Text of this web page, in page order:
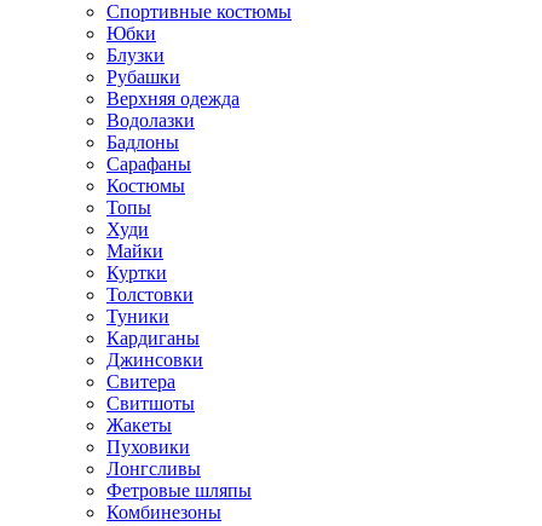
Спортивные костюмы
Юбки
Блузки
Рубашки
Верхняя одежда
Водолазки
Бадлоны
Сарафаны
Костюмы
Топы
Худи
Майки
Куртки
Толстовки
Туники
Кардиганы
Джинсовки
Свитера
Свитшоты
Жакеты
Пуховики
Лонгсливы
Фетровые шляпы
Комбинезоны